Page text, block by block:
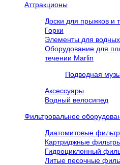
Аттракционы
Доски для прыжков и
Горки
Элементы для
Оборудование для
течении Marlin
Подводная
Аксессуары
Водный велосипед
Фильтровальное
Диатомитовые
Картриджные
Гидроциклонный
Литые песочные